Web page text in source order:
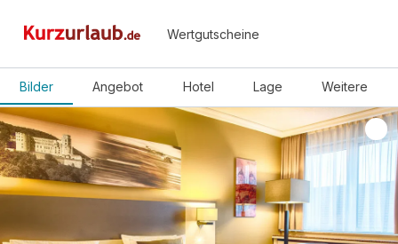
Wertgutscheine
Bilder Angebot Hotel Lage Weitere